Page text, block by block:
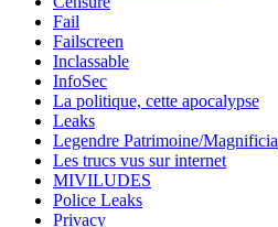
Fail
Failscreen
Inclassable
InfoSec
La politique, cette apocalypse
Leaks
Legendre Patrimoine/Magnificia
Les trucs vus sur internet
MIVILUDES
Police Leaks
Privacy